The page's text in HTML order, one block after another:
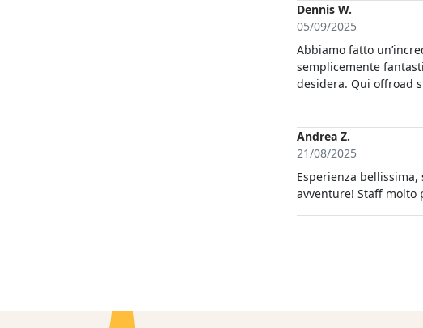
Dennis W.
05/09/2025
Abbiamo fatto
semplicemente
desidera. Qui offroad
stata senza dubbio la
avventura e un caro
Andrea Z.
21/08/2025
Esperienza
avventure! Staff molto